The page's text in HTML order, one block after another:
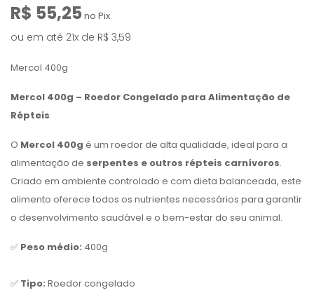
R$ 55,25 no Pix
ou em até 21x de R$ 3,59
Mercol 400g
Mercol 400g – Roedor Congelado para Alimentação de
Répteis
O Mercol 400g é um roedor de alta qualidade, ideal para a
alimentação de serpentes e outros répteis carnívoros.
Criado em ambiente controlado e com dieta balanceada, este
alimento oferece todos os nutrientes necessários para garantir
o desenvolvimento saudável e o bem-estar do seu animal.
✅ Peso médio: 400g
✅ Tipo: Roedor congelado